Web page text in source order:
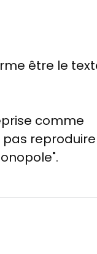
être le
comme
reproduire